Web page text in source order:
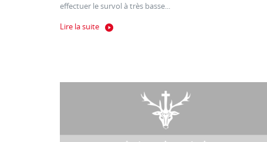
effectuer le survol à très basse...
Lire la suite